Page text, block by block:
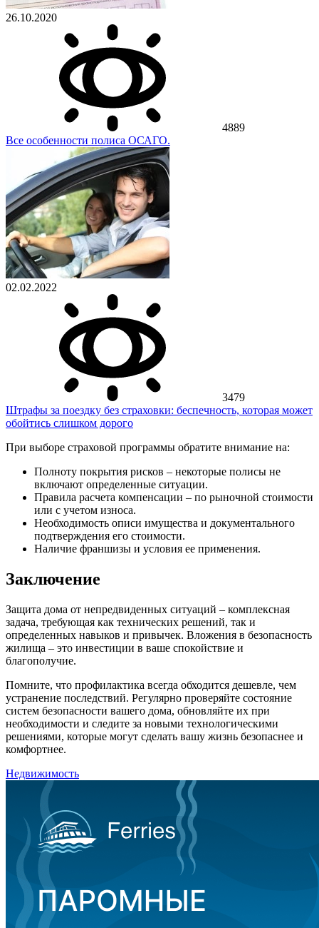
26.10.2020
4889
Все особенности полиса ОСАГО.
02.02.2022
3479
Штрафы за поездку без страховки: беспечность, которая может
обойтись слишком дорого
При выборе страховой программы обратите внимание на:
Полноту покрытия рисков – некоторые полисы не
включают определенные ситуации.
Правила расчета компенсации – по рыночной стоимости
или с учетом износа.
Необходимость описи имущества и документального
подтверждения его стоимости.
Наличие франшизы и условия ее применения.
Заключение
Защита дома от непредвиденных ситуаций – комплексная
задача, требующая как технических решений, так и
определенных навыков и привычек. Вложения в безопасность
жилища – это инвестиции в ваше спокойствие и
благополучие.
Помните, что профилактика всегда обходится дешевле, чем
устранение последствий. Регулярно проверяйте состояние
систем безопасности вашего дома, обновляйте их при
необходимости и следите за новыми технологическими
решениями, которые могут сделать вашу жизнь безопаснее и
комфортнее.
Недвижимость